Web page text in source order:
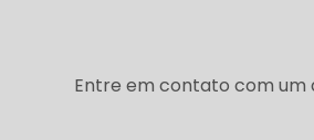
Entre em contato com um